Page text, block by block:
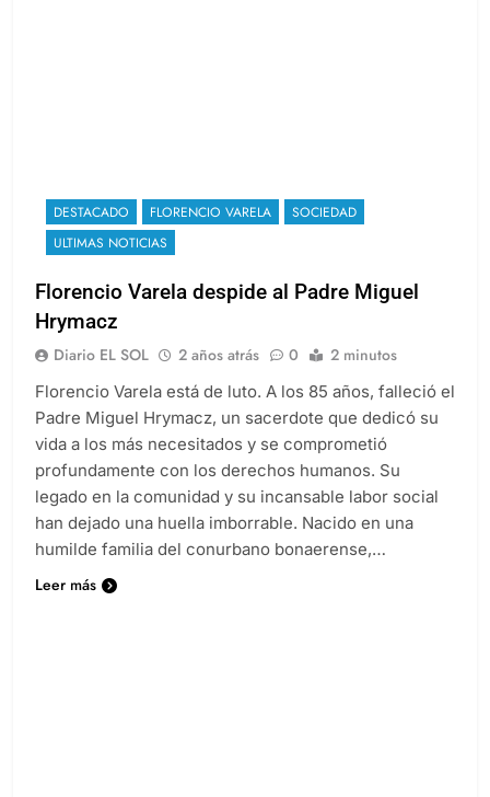
DESTACADO FLORENCIO VARELA
SOCIEDAD
ULTIMAS NOTICIAS
Florencio Varela despide al Padre Miguel
Hrymacz
Diario EL SOL 2 años atrás 0 2 minutos
Florencio Varela está de luto. A los 85 años, falleció el
Padre Miguel Hrymacz, un sacerdote que dedicó su
vida a los más necesitados y se comprometió
profundamente con los derechos humanos. Su
legado en la comunidad y su incansable labor social
han dejado una huella imborrable. Nacido en una
humilde familia del conurbano bonaerense,…
Leer más